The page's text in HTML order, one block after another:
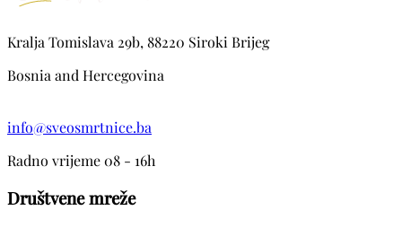
Kralja Tomislava 29b, 88220 Siroki Brijeg
Bosnia and Hercegovina
info@sveosmrtnice.ba
Radno vrijeme 08 - 16h
Društvene mreže